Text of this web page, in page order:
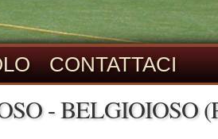
CONTATTACI
- BELGIOIOSO